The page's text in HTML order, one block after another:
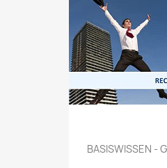
BASISWISSEN -